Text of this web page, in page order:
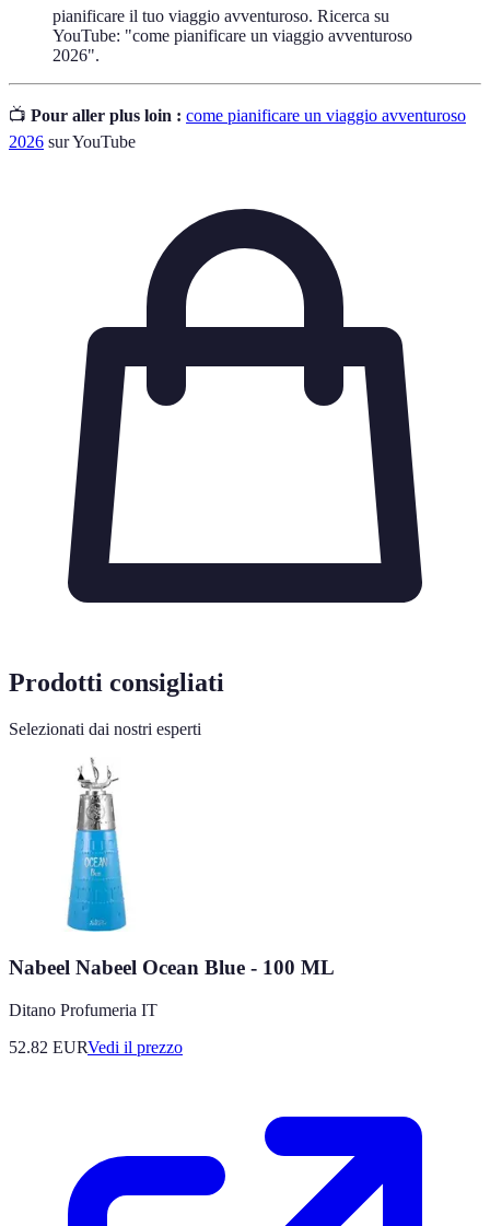
pianificare il tuo viaggio avventuroso. Ricerca su
YouTube: "come pianificare un viaggio avventuroso
2026".
📺 Pour aller plus loin : come pianificare un viaggio avventuroso
2026 sur YouTube
Prodotti consigliati
Selezionati dai nostri esperti
Nabeel Nabeel Ocean Blue - 100 ML
Ditano Profumeria IT
52.82 EURVedi il prezzo